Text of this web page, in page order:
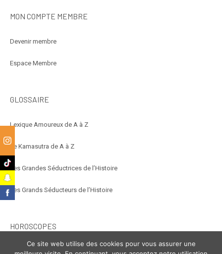
MON COMPTE MEMBRE
Devenir membre
Espace Membre
GLOSSAIRE
Lexique Amoureux de A à Z
Le Kamasutra de A à Z
Les Grandes Séductrices de l’Histoire
Les Grands Séducteurs de l’Histoire
HOROSCOPES
Éroscope
Ce site web utilise des cookies pour vous assurer une